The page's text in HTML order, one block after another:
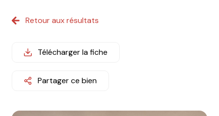
Ventes
Notre
Retour aux résultats
Télécharger la fiche
Partager ce bien